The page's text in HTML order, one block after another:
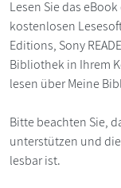
Lesen Sie das
kostenlosen
Editions, Sony
Bibliothek in Ihrem
lesen über Meine
Bitte beachten Sie,
unterstützen und
lesbar ist.